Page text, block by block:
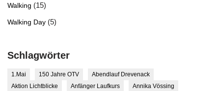
Walking (15)
Walking Day (5)
Schlagwörter
1.Mai 150 Jahre OTV
Abendlauf Drevenack
Aktion Lichtblicke
Anfänger Laufkurs
Annika Vössing